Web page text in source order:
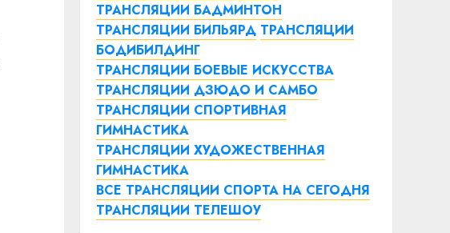
ТРАНСЛЯЦИИ БАДМИНТОН
ТРАНСЛЯЦИИ БИЛЬЯРД ТРАНСЛЯЦИИ
БОДИБИЛДИНГ
ТРАНСЛЯЦИИ БОЕВЫЕ ИСКУССТВА
ТРАНСЛЯЦИИ ДЗЮДО И САМБО
ТРАНСЛЯЦИИ СПОРТИВНАЯ
ГИМНАСТИКА
ТРАНСЛЯЦИИ ХУДОЖЕСТВЕННАЯ
ГИМНАСТИКА
ВСЕ ТРАНСЛЯЦИИ СПОРТА НА СЕГОДНЯ
ТРАНСЛЯЦИИ ТЕЛЕШОУ